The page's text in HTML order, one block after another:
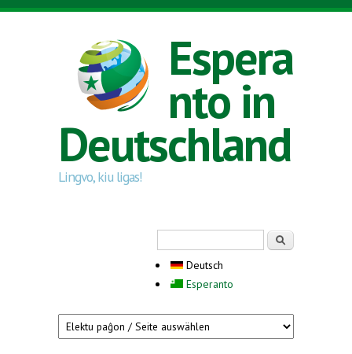
Direkt zum Inhalt
Espera
nto in
Deutschland
Lingvo, kiu ligas!
Deutsch
Esperanto